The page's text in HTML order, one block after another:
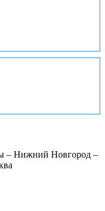
– Нижний Новгород –